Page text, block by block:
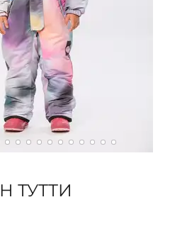
ТУТТИ